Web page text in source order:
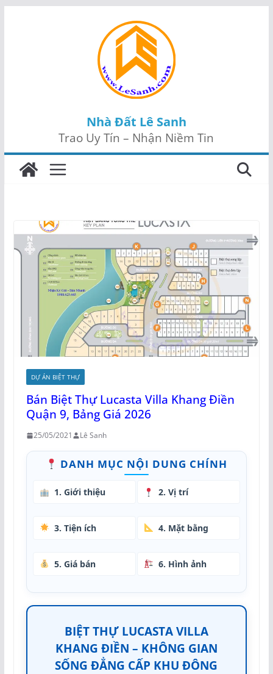
Nhà Đất Lê Sanh
Trao Uy Tín – Nhận Niềm Tin
DỰ ÁN BIỆT THỰ
Bán Biệt Thự Lucasta Villa Khang Điền
Quận 9, Bảng Giá 2026
25/05/2021 Lê Sanh
DANH MỤC NỘI DUNG CHÍNH
1. Giới thiệu 2. Vị trí
3. Tiện ích 4. Mặt bằng
5. Giá bán 6. Hình ảnh
BIỆT THỰ LUCASTA VILLA
KHANG ĐIỀN – KHÔNG GIAN
SỐNG ĐẲNG CẤP KHU ĐÔNG